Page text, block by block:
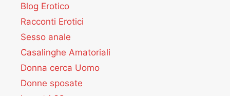
Blog Erotico
Racconti Erotici
Sesso anale
Casalinghe Amatoriali
Donna cerca Uomo
Donne sposate